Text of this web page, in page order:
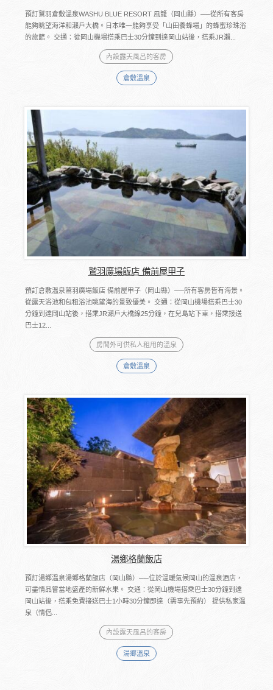
預訂鷲羽倉敷溫泉WASHU BLUE RESORT 風籠（岡山縣）──從所有客房
能夠眺望海洋和瀨戶大橋。日本唯一能夠享受「山田養蜂場」的蜂蜜珍珠浴
的旅館。 交通：從岡山機場搭乘巴士30分鐘到達岡山站後，搭乘JR瀨...
內設露天風呂的客房
倉敷溫泉
鷲羽廣場飯店 備前屋甲子
預訂倉敷溫泉鷲羽廣場飯店 備前屋甲子（岡山縣）──所有客房皆有海景。
從露天浴池和包租浴池眺望海的景致優美。 交通：從岡山機場搭乘巴士30
分鐘到達岡山站後，搭乘JR瀨戶大橋線25分鐘，在兒島站下車，搭乘接送
巴士12...
房間外可供私人租用的溫泉
倉敷溫泉
湯鄉格蘭飯店
預訂湯鄉溫泉湯鄉格蘭飯店（岡山縣）──位於溫暖氣候岡山的溫泉酒店，
可盡情品嘗當地盛產的新鮮水果。 交通：從岡山機場搭乘巴士30分鐘到達
岡山站後，搭乘免費接送巴士1小時30分鐘即達（需事先預約） 提供私家溫
泉（情侶...
內設露天風呂的客房
湯鄉溫泉